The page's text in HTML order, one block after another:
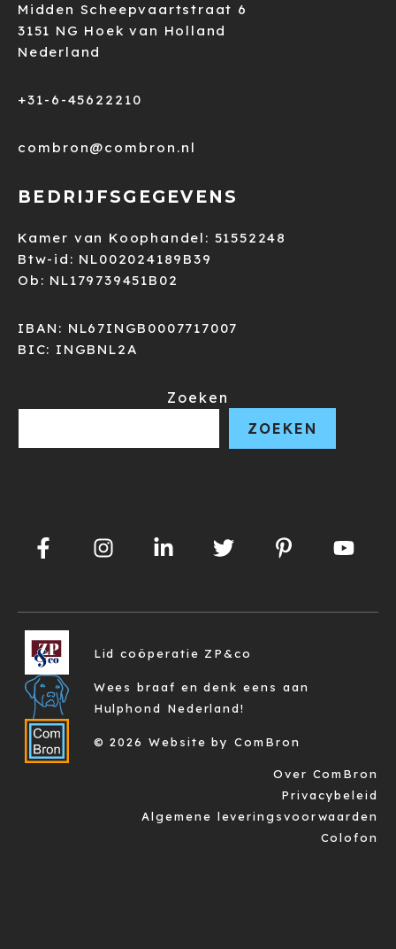
Midden Scheepvaartstraat 6
3151 NG Hoek van Holland
Nederland
+31-6-45622210
combron@combron.nl
BEDRIJFSGEGEVENS
Kamer van Koophandel: 51552248
Btw-id: NL002024189B39
Ob: NL179739451B02
IBAN: NL67INGB0007717007
BIC: INGBNL2A
Zoeken
ZOEKEN
Lid coöperatie ZP&co
Wees braaf en denk eens aan
Hulphond Nederland!
© 2026 Website by ComBron
Over ComBron
Privacybeleid
Algemene leveringsvoorwaarden
Colofon